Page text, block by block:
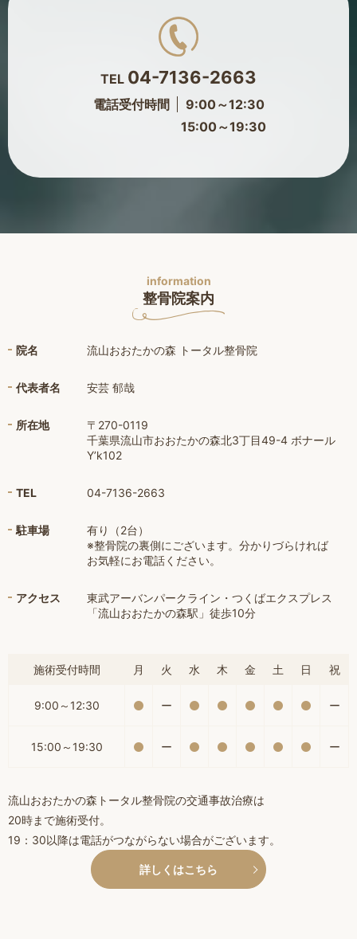
TEL 04-7136-2663
電話受付時間
9:00～12:30
15:00～19:30
information
整骨院案内
院名 流山おおたかの森 トータル整骨院
代表者名 安芸 郁哉
所在地
〒270-0119
千葉県流山市おおたかの森北3丁目49-4 ボナール
Y’k102
TEL 04-7136-2663
駐車場
有り（2台）
※整骨院の裏側にございます。分かりづらければ
お気軽にお電話ください。
アクセス
東武アーバンパークライン・つくばエクスプレス
「流山おおたかの森駅」徒歩10分
施術受付時間 月 火 水 木 金 土 日 祝
9:00～12:30 ー ー
15:00～19:30 ー ー
流山おおたかの森トータル整骨院の交通事故治療は
20時まで施術受付。
19：30以降は電話がつながらない場合がございます。
詳しくはこちら